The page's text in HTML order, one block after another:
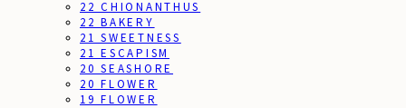
22 CHIONANTHUS
22 BAKERY
21 SWEETNESS
21 ESCAPISM
20 SEASHORE
20 FLOWER
19 FLOWER